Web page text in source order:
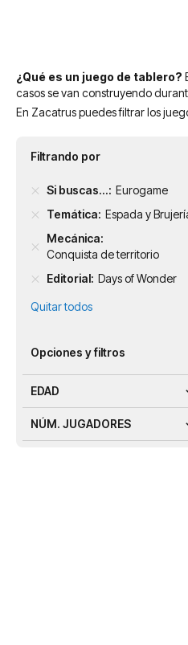
¿Qué es un juego de tablero?
casos se van construyendo
En Zacatrus puedes filtrar los
Filtrando por
Si buscas... Eurogame
Temática Espada y
Mecánica
Conquista de territorio
Editorial Days of Wonder
Quitar todos
Opciones y filtros
EDAD
NÚM. JUGADORES